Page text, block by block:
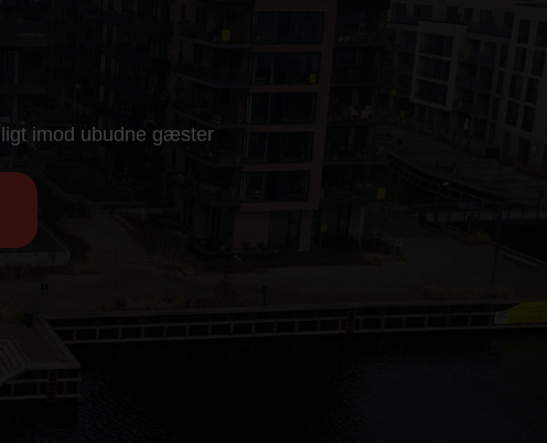
imod ubudne gæster